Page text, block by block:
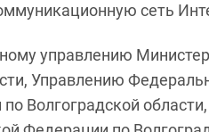
сеть
управлению
Управлению
Волгоградской